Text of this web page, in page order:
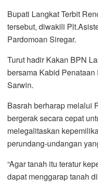
Bupati Langkat Terbit
tersebut, diwakili
Pardomoan Siregar.
Turut hadir Kakan BPN
bersama Kabid
Sarwin.
Basrah berharap melalui
bergerak secara cepat
melegalitaskan
perundang-undangan
“Agar tanah itu teratur
dapat menggarap tanah